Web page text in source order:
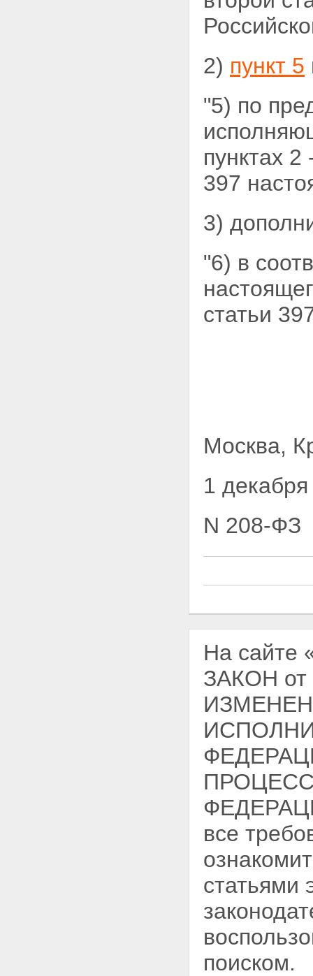
2) пункт 5
"5) по
пунктах
397
3)
"6) в
статьи
Москва,
1
N 208-ФЗ
На сайте
ЗАКОН
все
статьями
поиском.